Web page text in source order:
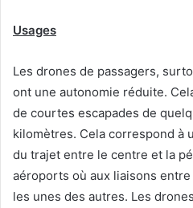
Usages
Les drones de passagers,
ont une autonomie réduite.
de courtes escapades de
kilomètres. Cela correspond à
du trajet entre le centre et la
aéroports où aux liaisons
les unes des autres. Les